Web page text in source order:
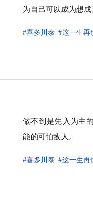
为自己可以成为想成
#喜多川泰 #这一生再
做不到是先入为主
能的可怕敌人。
#喜多川泰 #这一生再